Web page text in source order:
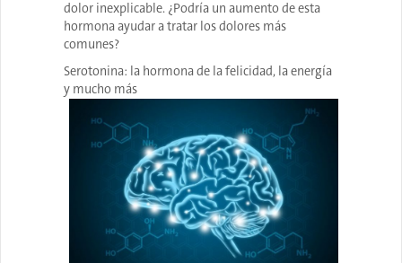
dolor inexplicable. ¿Podría un aumento de esta
hormona ayudar a tratar los dolores más
comunes?
Serotonina: la hormona de la felicidad, la energía
y mucho más